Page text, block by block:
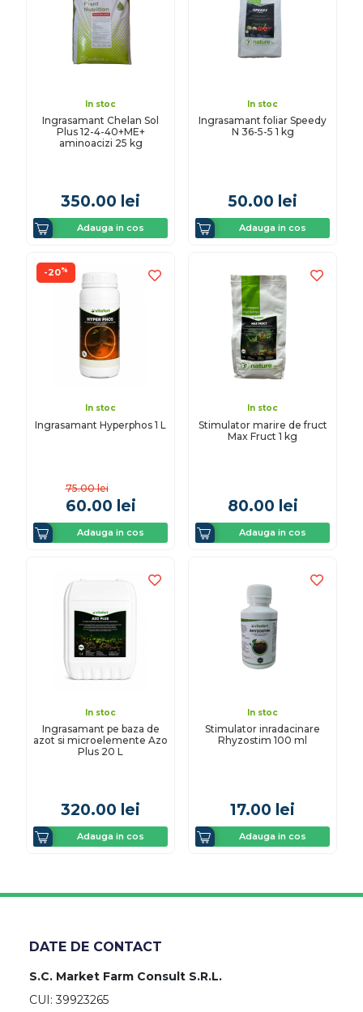
In stoc
Ingrasamant Chelan Sol
Plus 12-4-40+ME+
aminoacizi 25 kg
350.00 lei
Adauga in cos
In stoc
Ingrasamant foliar Speedy
N 36-5-5 1 kg
50.00 lei
Adauga in cos
-20%
In stoc
Ingrasamant Hyperphos 1 L
75.00 lei
60.00 lei
Adauga in cos
In stoc
Stimulator marire de fruct
Max Fruct 1 kg
80.00 lei
Adauga in cos
In stoc
Ingrasamant pe baza de
azot si microelemente Azo
Plus 20 L
320.00 lei
Adauga in cos
In stoc
Stimulator inradacinare
Rhyzostim 100 ml
17.00 lei
Adauga in cos
DATE DE CONTACT
S.C. Market Farm Consult S.R.L.
CUI: 39923265